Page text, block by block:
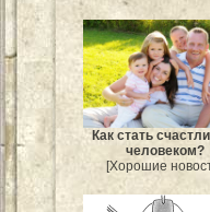
Как стать
человеком?
[Хорошие